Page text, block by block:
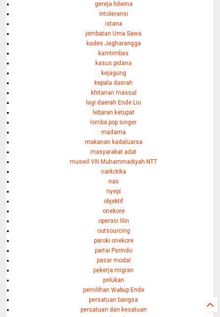
gereja lidwina
intoleransi
istana
jembatan Uma Sawa
kades Jegharangga
kamtimbas
kasus pidana
kejagung
kepala daerah
khitanan massal
lagi daerah Ende Lio
lebaran ketupat
lomba pop singer
madama
makanan kadaluarsa
masyarakat adat
muswil VIII Muhammadiyah NTT
narkotika
nas
nyepi
objektif
onekore
operasi lilin
outsourcing
paroki onekore
partai Perindo
pasar modal
pekerja migran
pelukan
pemilihan Wabup Ende
persatuan bangsa
persatuan dan kesatuan